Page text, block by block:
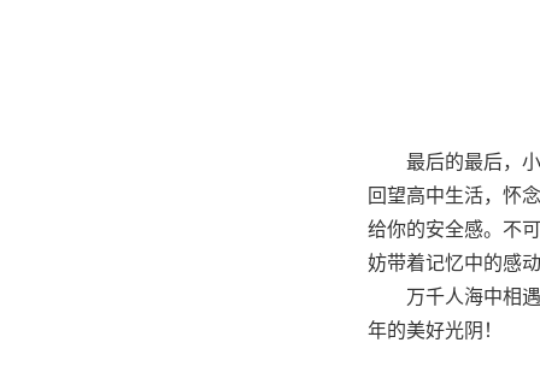
最后的最后，
回望高中生活，怀
给你的安全感。不
妨带着记忆中的感
万千人海中相
年的美好光阴！